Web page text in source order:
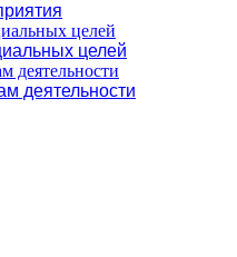
целей
деятельности